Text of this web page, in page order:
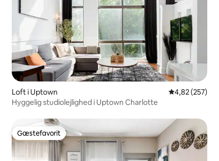
Loft i Uptown 4,82 ud af 5 i
4,82 (257)
Hyggelig studiolejlighed i Uptown Charlotte
Gæstefavorit
Gæstefavorit